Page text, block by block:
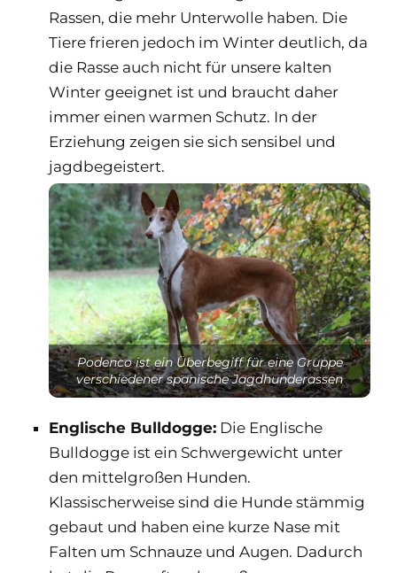
Rassen, die mehr Unterwolle haben. Die
Tiere frieren jedoch im Winter deutlich, da
die Rasse auch nicht für unsere kalten
Winter geeignet ist und braucht daher
immer einen warmen Schutz. In der
Erziehung zeigen sie sich sensibel und
jagdbegeistert.
Podenco ist ein Überbegiff für eine Gruppe
verschiedener spanische Jagdhunderassen
Englische Bulldogge: Die Englische
Bulldogge ist ein Schwergewicht unter
den mittelgroßen Hunden.
Klassischerweise sind die Hunde stämmig
gebaut und haben eine kurze Nase mit
Falten um Schnauze und Augen. Dadurch